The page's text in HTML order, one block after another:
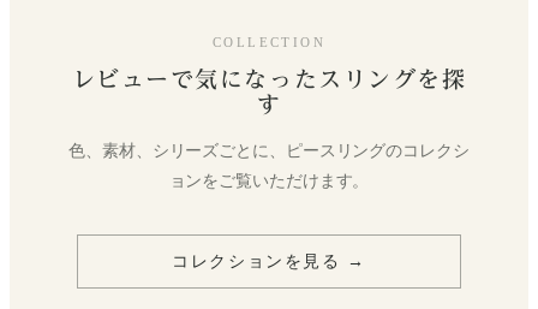
COLLECTION
レビューで気になったスリングを探
す
色、素材、シリーズごとに、ピースリングのコレクシ
ョンをご覧いただけます。
コレクションを見る →